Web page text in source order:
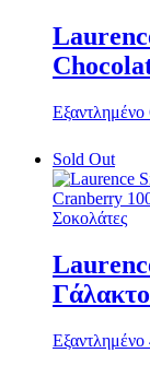
Εξαντλημένο
Sold Out
Σοκολάτες
Εξαντλημένο